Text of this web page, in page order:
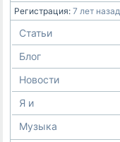
Регистрация: 7 лет назад
Статьи
Блог
Новости
Я и
Музыка